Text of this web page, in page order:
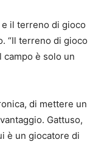
e il terreno di gioco
“Il terreno di gioco
è solo un
di mettere un
Gattuso,
è un giocatore di